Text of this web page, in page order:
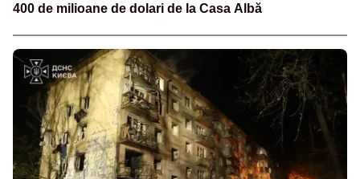
400 de milioane de dolari de la Casa Albă